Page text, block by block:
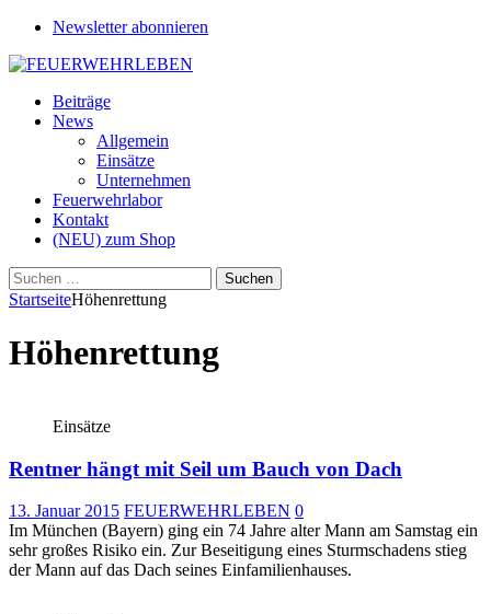
Newsletter abonnieren
Beiträge
News
Allgemein
Einsätze
Unternehmen
Feuerwehrlabor
Kontakt
(NEU) zum Shop
Suchen
nach:
StartseiteHöhenrettung
Höhenrettung
Einsätze
Rentner hängt mit Seil um Bauch von Dach
13. Januar 2015 FEUERWEHRLEBEN 0
Im München (Bayern) ging ein 74 Jahre alter Mann am Samstag ein
sehr großes Risiko ein. Zur Beseitigung eines Sturmschadens stieg
der Mann auf das Dach seines Einfamilienhauses.